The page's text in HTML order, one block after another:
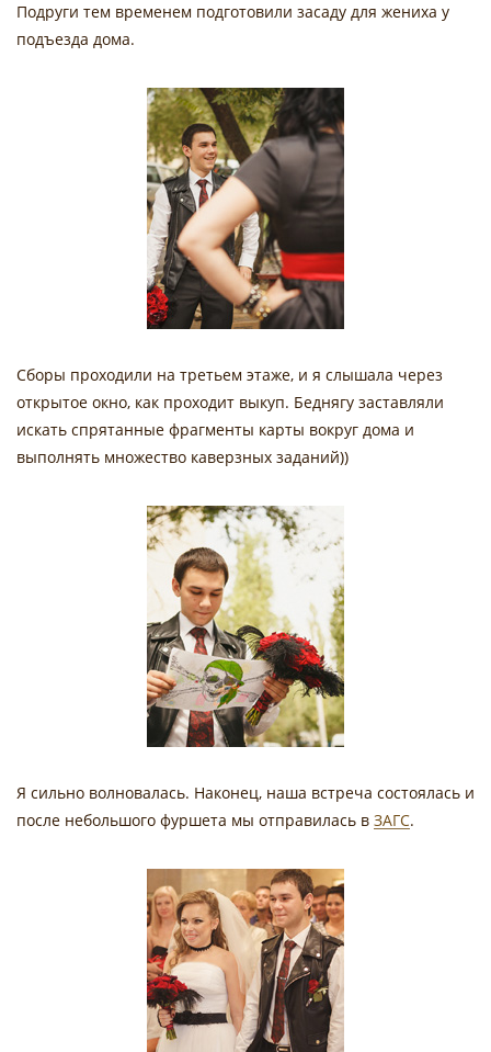
Подруги тем временем подготовили засаду для жениха у
подъезда дома.
Сборы проходили на третьем этаже, и я слышала через
открытое окно, как проходит выкуп. Беднягу заставляли
искать спрятанные фрагменты карты вокруг дома и
выполнять множество каверзных заданий))
Я сильно волновалась. Наконец, наша встреча состоялась и
после небольшого фуршета мы отправилась в ЗАГС.